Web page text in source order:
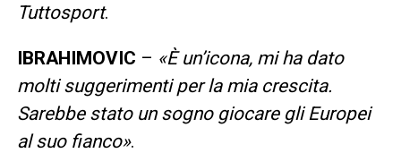
Tuttosport.
IBRAHIMOVIC – «È un’icona, mi ha dato
molti suggerimenti per la mia crescita.
Sarebbe stato un sogno giocare gli Europei
al suo fianco».